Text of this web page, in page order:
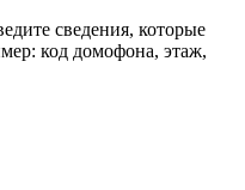
сведения, которые
код домофона, этаж,